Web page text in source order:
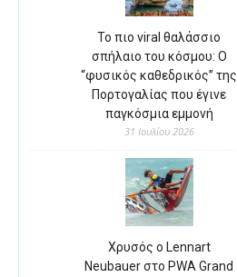
Το πιο viral θαλάσσιο
σπήλαιο του κόσμου: Ο
“φυσικός καθεδρικός” της
Πορτογαλίας που έγινε
παγκόσμια εμμονή
31 Ιουλίου 2026
Χρυσός ο Lennart
Neubauer στο PWA Grand